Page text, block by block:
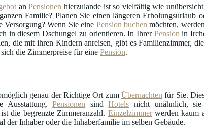
anPensionen hierzulande ist so vielfältig wie
Familie? Planen Sie einen längeren Erholungsurlaub
Versorgung? Wenn Sie eine Pension buchen möchten,
in diesem Dschungel zu orientieren. In Ihrer Pension in
die mit ihren Kindern anreisen, gibt es Familienzimmer,
die Zimmerpreise für eine Pension.
genau der Richtige Ort zumÜbernachten für Sie.
Ausstattung.Pensionen sindHotels nicht unähnlich, sie
die begrenzte Zimmeranzahl. Einzelzimmerwerden kaum
der Inhaber oder die Inhaberfamilie im selben Gebäude.